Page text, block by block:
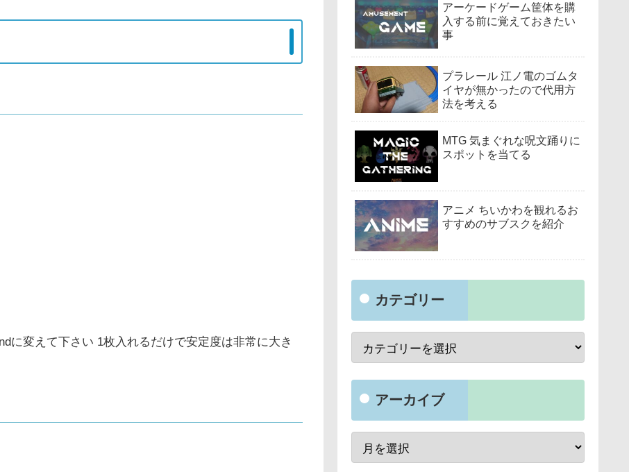
に変えて下さい 1枚入れるだけで安定度は非常に大き
アーケードゲーム筐体を購
入する前に覚えておきたい
事
プラレール 江ノ電のゴムタ
イヤが無かったので代用方
法を考える
MTG 気まぐれな呪文踊りに
スポットを当てる
アニメ ちいかわを観れるお
すすめのサブスクを紹介
カテゴリー
アーカイブ